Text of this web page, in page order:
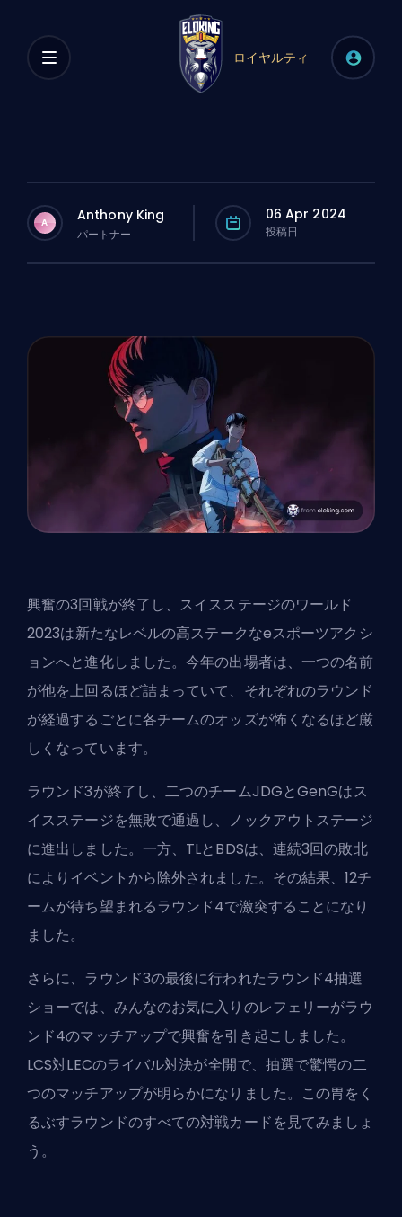
ロイヤルティ
A Anthony King
パートナー
06 Apr 2024
投稿日
興奮の3回戦が終了し、 スイスステージのワールド
2023は新たなレベルの高ステークなeスポーツアクシ
ョンへと進化しました。今年の出場者は、一つの名前
が他を上回るほど詰まっていて、それぞれのラウンド
が経過するごとに各チームのオッズが怖くなるほど厳
しくなっています。
ラウンド3が終了し、二つのチームJDGとGenGはス
イスステージを無敗で通過し、ノックアウトステージ
に進出しました。一方、TLとBDSは、連続3回の敗北
によりイベントから除外されました。その結果、12チ
ームが待ち望まれるラウンド4で激突することになり
ました。
さらに、ラウンド3の最後に行われたラウンド4抽選
ショーでは、みんなのお気に入りのレフェリーがラウ
ンド4のマッチアップで興奮を引き起こしました。
LCS対LECのライバル対決が全開で、抽選で驚愕の二
つのマッチアップが明らかになりました。この胃をく
るぶすラウンドのすべての対戦カードを見てみましょ
う。